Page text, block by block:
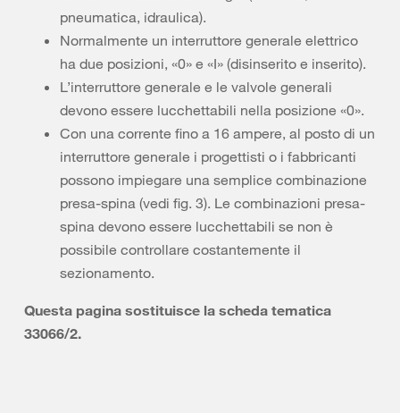
pneumatica, idraulica).
Normalmente un interruttore generale elettrico
ha due posizioni, «0» e «I» (disinserito e inserito).
L’interruttore generale e le valvole generali
devono essere lucchettabili nella posizione «0».
Con una corrente fino a 16 ampere, al posto di un
interruttore generale i progettisti o i fabbricanti
possono impiegare una semplice combinazione
presa-spina (vedi fig. 3). Le combinazioni presa-
spina devono essere lucchettabili se non è
possibile controllare costantemente il
sezionamento.
Questa pagina sostituisce la scheda tematica
33066/2.